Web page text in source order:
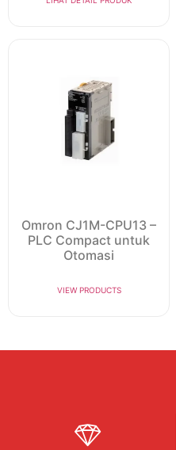
Omron CJ1M-CPU13 –
PLC Compact untuk
Otomasi
VIEW PRODUCTS